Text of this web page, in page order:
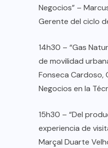
Negocios” –
Gerente del ciclo
14h30 – “Gas
de movilidad
Fonseca Cardoso,
Negocios en la
15h30 – “Del
experiencia de
Marçal Duarte